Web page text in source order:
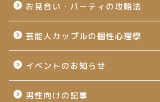
お見合い・パーティの攻略法
芸能人カップルの個性心理學
イベントのお知らせ
男性向けの記事